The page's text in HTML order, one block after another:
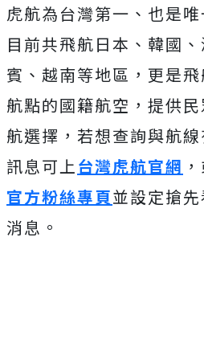
虎航為台灣第一、也是唯
目前共飛航日本、韓國
賓、越南等地區，更是
航點的國籍航空，提供
航選擇，若想查詢與航
訊息可上台灣虎航官網
官方粉絲專頁並設定搶
消息。